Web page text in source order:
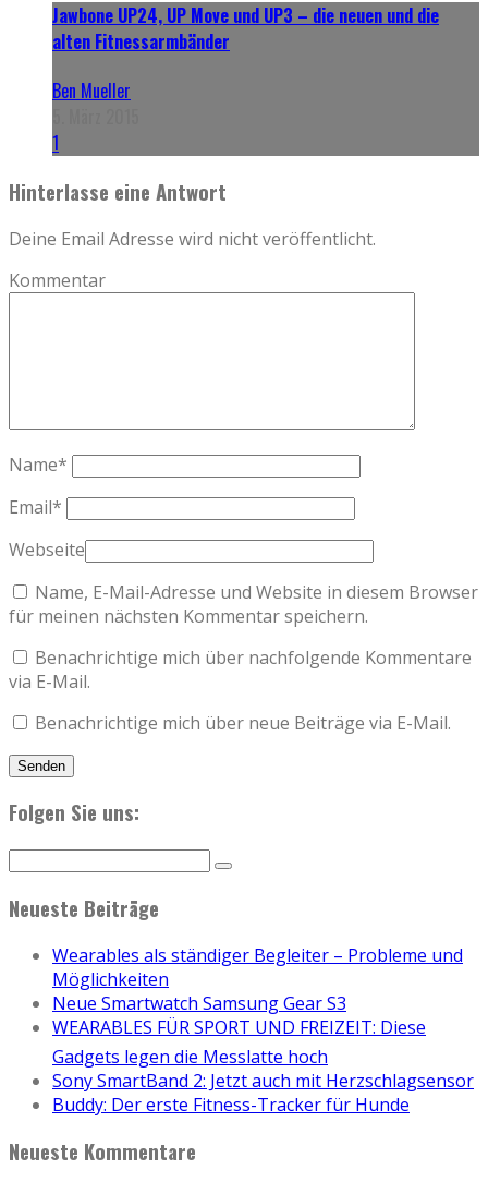
Jawbone UP24, UP Move und UP3 – die neuen und die
alten Fitnessarmbänder
Ben Mueller
1
Hinterlasse eine Antwort
Deine Email Adresse wird nicht veröffentlicht.
Kommentar
Name*
Email*
Webseite
Name, E-Mail-Adresse und Website in diesem Browser
für meinen nächsten Kommentar speichern.
Benachrichtige mich über nachfolgende Kommentare
via E-Mail.
Benachrichtige mich über neue Beiträge via E-Mail.
Folgen Sie uns:
Neueste Beiträge
Wearables als ständiger Begleiter – Probleme und
Möglichkeiten
Neue Smartwatch Samsung Gear S3
WEARABLES FÜR SPORT UND FREIZEIT: Diese
Gadgets legen die Messlatte hoch
Sony SmartBand 2: Jetzt auch mit Herzschlagsensor
Buddy: Der erste Fitness-Tracker für Hunde
Neueste Kommentare